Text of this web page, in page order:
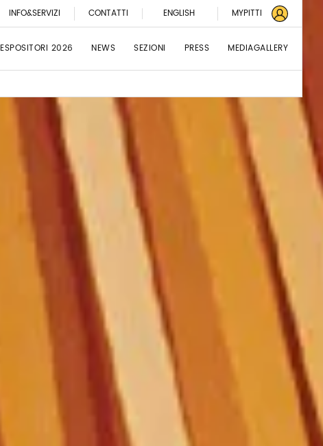
INFO&SERVIZI CONTATTI ENGLISH MYPITTI
ESPOSITORI 2026 NEWS SEZIONI PRESS MEDIAGALLERY